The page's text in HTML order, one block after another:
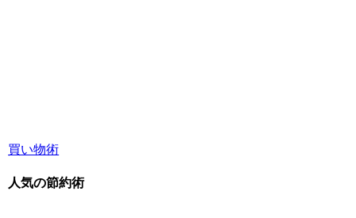
買い物術
人気の節約術